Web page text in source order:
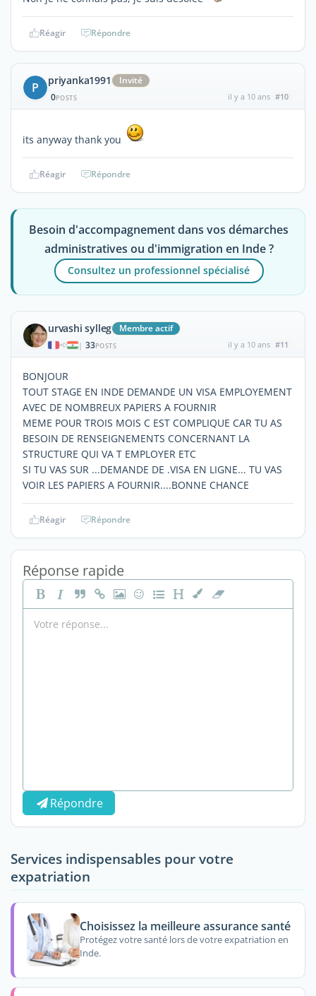
Réagir Répondre
P priyanka1991
Invité
0POSTS il y a 10 ans #10
its anyway thank you
Réagir Répondre
Besoin d'accompagnement dans vos démarches
administratives ou d'immigration en Inde ?
Consultez un professionnel spécialisé
urvashi sylleg Membre actif
| 33POSTS il y a 10 ans #11
BONJOUR
TOUT STAGE EN INDE DEMANDE UN VISA EMPLOYEMENT
AVEC DE NOMBREUX PAPIERS A FOURNIR
MEME POUR TROIS MOIS C EST COMPLIQUE CAR TU AS
BESOIN DE RENSEIGNEMENTS CONCERNANT LA
STRUCTURE QUI VA T EMPLOYER ETC
SI TU VAS SUR ...DEMANDE DE .VISA EN LIGNE... TU VAS
VOIR LES PAPIERS A FOURNIR....BONNE CHANCE
Réagir Répondre
Réponse rapide
Répondre
Services indispensables pour votre
expatriation
Choisissez la meilleure assurance santé
Protégez votre santé lors de votre expatriation en
Inde.